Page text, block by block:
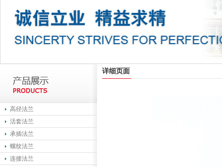
高径法兰
活套法兰
承插法兰
螺纹法兰
连接法兰
详细页面